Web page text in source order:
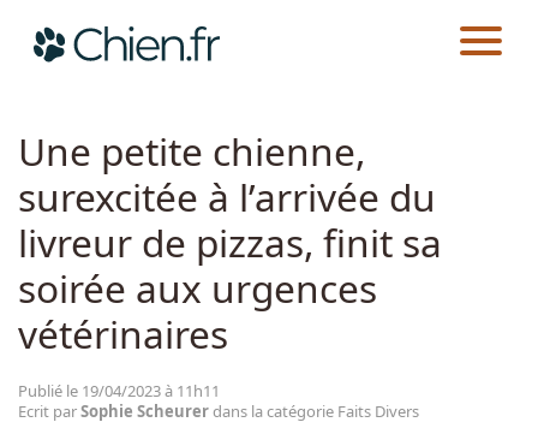
Races
CHIEN.FR ACTUALITÉS
Une petite chienne,
surexcitée à l’arrivée du
livreur de pizzas, finit sa
soirée aux urgences
vétérinaires
Publié le 19/04/2023 à 11h11
Ecrit parSophie Scheurerdans la catégorie Faits Divers